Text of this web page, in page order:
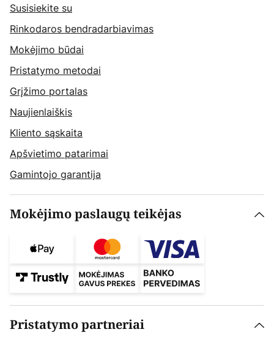
Susisiekite su
Rinkodaros bendradarbiavimas
Mokėjimo būdai
Pristatymo metodai
Grįžimo portalas
Naujienlaiškis
Kliento sąskaita
Apšvietimo patarimai
Gamintojo garantija
Mokėjimo paslaugų teikėjas
Pristatymo partneriai